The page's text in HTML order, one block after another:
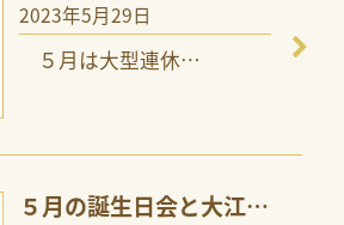
2023年5月29日
５月は大型連休…
５月の誕生日会と大江…